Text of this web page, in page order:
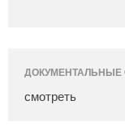
ДОКУМЕНТАЛЬНЫЕ
смотреть